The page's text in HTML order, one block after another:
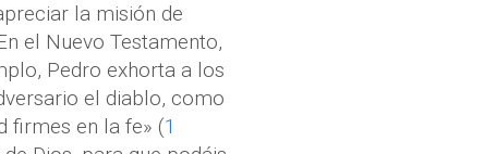
la misión de
el Nuevo Testamento,
Pedro exhorta a los
el diablo, como
firmes en la fe» (1